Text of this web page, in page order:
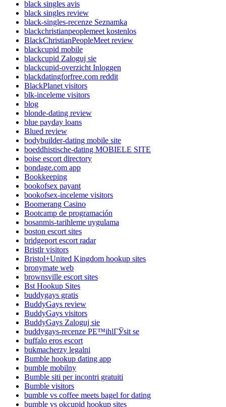
black singles avis
black singles review
black-singles-recenze Seznamka
blackchristianpeoplemeet kostenlos
BlackChristianPeopleMeet review
blackcupid mobile
blackcupid Zaloguj sie
blackcupid-overzicht Inloggen
blackdatingforfree.com reddit
BlackPlanet visitors
blk-inceleme visitors
blog
blonde-dating review
blue payday loans
Blued review
bodybuilder-dating mobile site
boeddhistische-dating MOBIELE SITE
boise escort directory
bondage.com app
Bookkeeping
bookofsex payant
bookofsex-inceleme visitors
Boomerang Casino
Bootcamp de programación
bosanmis-tarihleme uygulama
boston escort sites
bridgeport escort radar
Bristlr visitors
Bristol+United Kingdom hookup sites
bronymate web
brownsville escort sites
Bst Hookup Sites
buddygays gratis
BuddyGays review
BuddyGays visitors
BuddyGays Zaloguj sie
buddygays-recenze PЕ™ihlГЎsit se
buffalo eros escort
bukmacherzy legalni
Bumble hookup dating app
bumble mobilny
Bumble siti per incontri gratuiti
Bumble visitors
bumble vs coffee meets bagel for dating
bumble vs okcupid hookup sites